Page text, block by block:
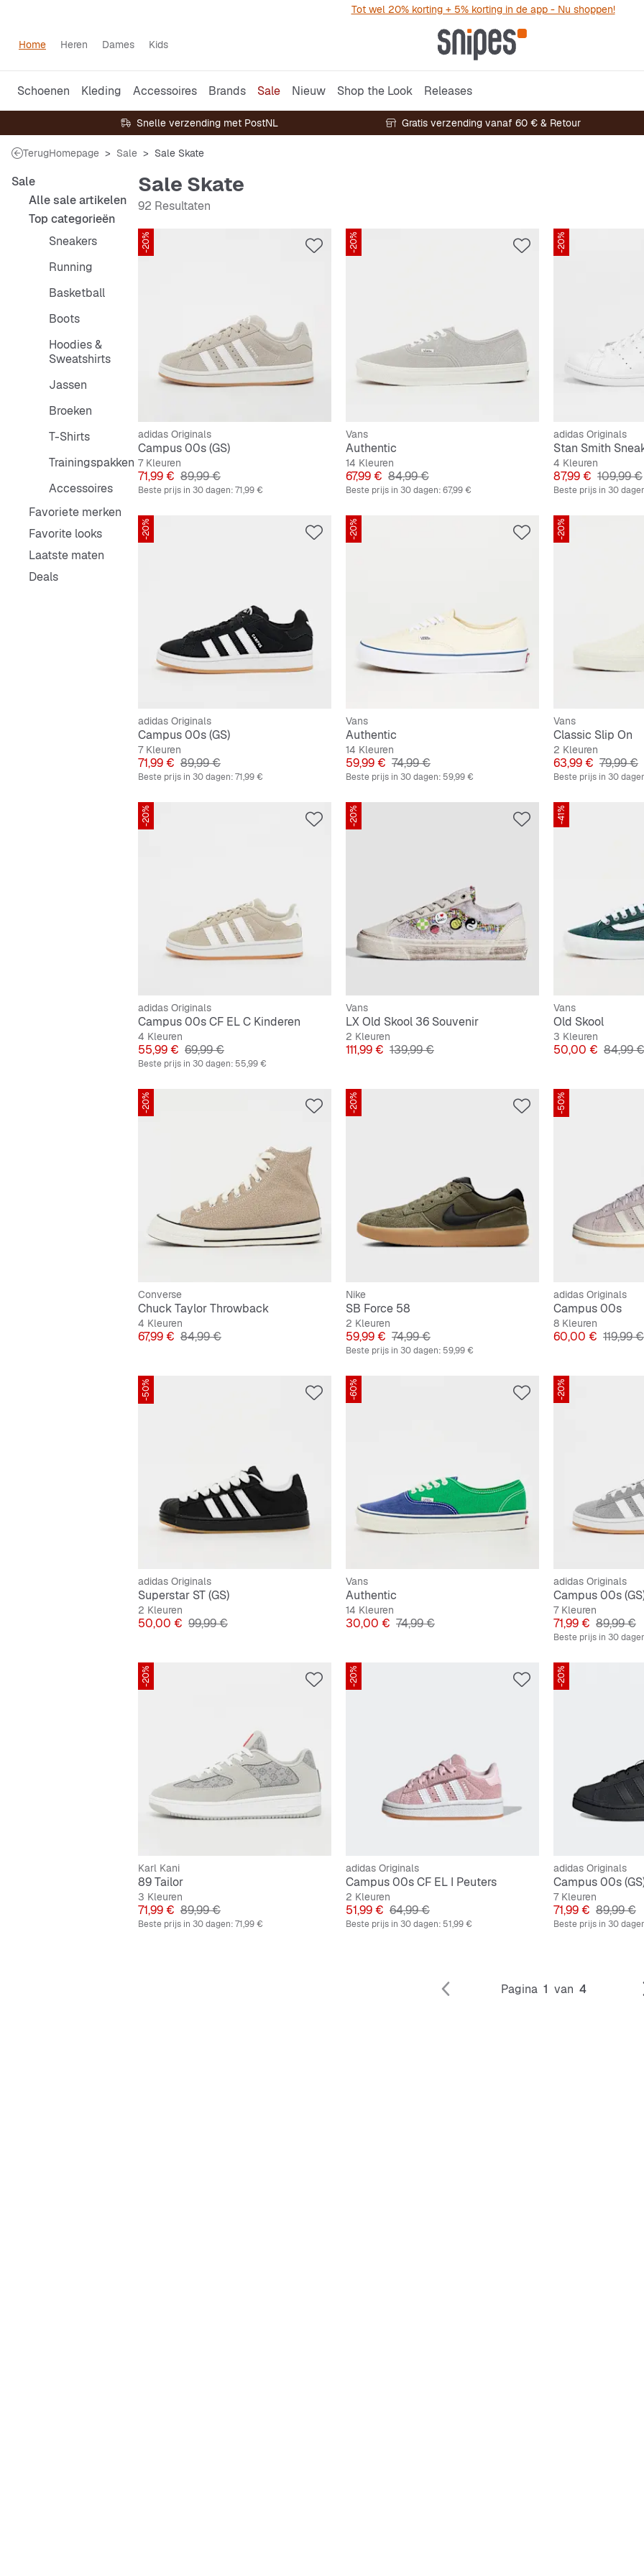
Tot wel 20% korting + 5% korting in de app - Nu shoppen!
Home Heren Dames Kids
Schoenen Kleding Accessoires Brands Sale Nieuw Shop the Look Releases
Snelle verzending met PostNL Gratis verzending vanaf 60 € & Retour
TerugHomepage Sale Sale Skate
Sale
Alle sale artikelen
Top categorieën
Sneakers
Running
Basketball
Boots
Hoodies &
Sweatshirts
Jassen
Broeken
T-Shirts
Trainingspakken
Accessoires
Favoriete merken
Favorite looks
Laatste maten
Deals
Sale Skate
92 Resultaten
-20%
adidas Originals
Campus 00s (GS)
7 Kleuren
Prijs
71,99 € Originele Prijs
89,99 €
Beste prijs in 30 dagen:71,99 €
-20%
Vans
Authentic
14 Kleuren
Prijs
67,99 € Originele Prijs
84,99 €
Beste prijs in 30 dagen:67,99 €
-20%
adidas Originals
Stan Smith
4 Kleuren
Prijs
87,99 € Originele
109,99 €
Beste prijs in 30
-20%
adidas Originals
Campus 00s (GS)
7 Kleuren
Prijs
71,99 € Originele Prijs
89,99 €
Beste prijs in 30 dagen:71,99 €
-20%
Vans
Authentic
14 Kleuren
Prijs
59,99 € Originele Prijs
74,99 €
Beste prijs in 30 dagen: 59,99 €
-20%
Vans
Classic Slip On
2 Kleuren
Prijs
63,99 € 79,99 €
Beste prijs in 30
-20%
adidas Originals
Campus 00s CF EL C Kinderen
4 Kleuren
Prijs
55,99 € Originele Prijs
69,99 €
Beste prijs in 30 dagen: 55,99 €
-20%
Vans
LX Old Skool 36 Souvenir
2 Kleuren
Prijs
111,99 € Originele Prijs
139,99 €
-41%
Vans
Old Skool
3 Kleuren
Prijs
50,00 € 84,99 €
-20%
Converse
Chuck Taylor Throwback
4 Kleuren
Prijs
67,99 € Originele Prijs
84,99 €
-20%
Nike
SB Force 58
2 Kleuren
Prijs
59,99 € Originele Prijs
74,99 €
Beste prijs in 30 dagen: 59,99 €
-50%
adidas Originals
Campus 00s
8 Kleuren
Prijs
60,00 € 119,99 €
-50%
adidas Originals
Superstar ST (GS)
2 Kleuren
Prijs
50,00 € Originele Prijs
99,99 €
-60%
Vans
Authentic
14 Kleuren
Prijs
30,00 € Originele Prijs
74,99 €
-20%
adidas Originals
Campus 00s
7 Kleuren
Prijs
71,99 € Originele
89,99 €
Beste prijs in 30
-20%
Karl Kani
89 Tailor
3 Kleuren
Prijs
71,99 € Originele Prijs
89,99 €
Beste prijs in 30 dagen:71,99 €
-20%
adidas Originals
Campus 00s CF EL I Peuters
2 Kleuren
Prijs
51,99 € Originele Prijs
64,99 €
Beste prijs in 30 dagen: 51,99 €
-20%
adidas Originals
Campus 00s
7 Kleuren
Prijs
71,99 € Originele
89,99 €
Beste prijs in 30
Pagina 1 van 4